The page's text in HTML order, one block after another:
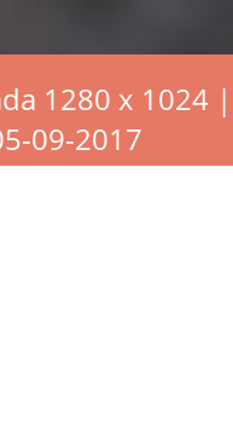
1280 x 1024 |
09-2017